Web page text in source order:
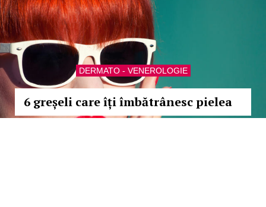
DERMATO - VENEROLOGIE
6 greșeli care îți îmbătrânesc pielea